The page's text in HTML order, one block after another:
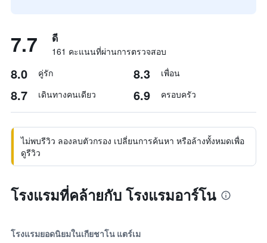
7.7 ดี
161 คะแนนที่ผ่านการตรวจสอบ
8.0 คู่รัก 8.3 เพื่อน
8.7 เดินทางคนเดียว 6.9 ครอบครัว
ไม่พบรีวิว ลองลบตัวกรอง เปลี่ยนการค้นหา หรือล้างทั้งหมดเพื่อ
ดูรีวิว
โรงแรมที่คล้ายกับ โรงแรมอาร์โน
โรงแรมยอดนิยมในเกียชาโน แตร์เม